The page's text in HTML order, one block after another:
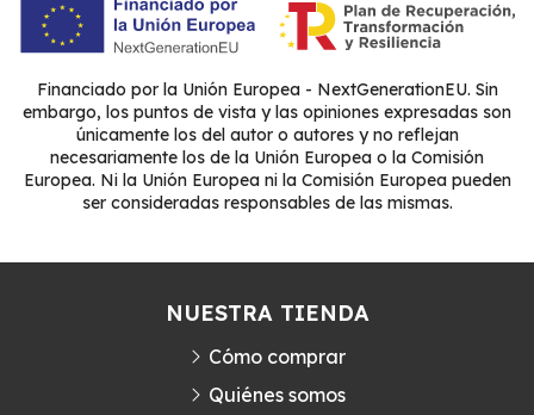
Financiado por la Unión Europea - NextGenerationEU. Sin
embargo, los puntos de vista y las opiniones expresadas son
únicamente los del autor o autores y no reflejan
necesariamente los de la Unión Europea o la Comisión
Europea. Ni la Unión Europea ni la Comisión Europea pueden
ser consideradas responsables de las mismas.
NUESTRA TIENDA
Cómo comprar
Quiénes somos